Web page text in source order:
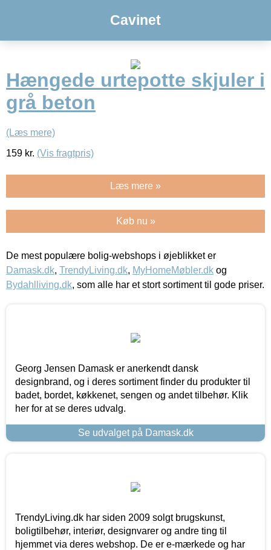
Cavinet
Hængede urtepotte skjuler i
grå beton
(Læs mere)
159 kr. (Vis fragtpris)
Læs mere »
Køb nu »
De mest populære bolig-webshops i øjeblikket er
Damask.dk, TrendyLiving.dk, MyHomeMøbler.dk og
Bydahlliving.dk, som alle har et stort sortiment til gode priser.
Georg Jensen Damask er anerkendt dansk
designbrand, og i deres sortiment finder du produkter til
badet, bordet, køkkenet, sengen og andet tilbehør. Klik
her for at se deres udvalg.
Se udvalget på Damask.dk
TrendyLiving.dk har siden 2009 solgt brugskunst,
boligtilbehør, interiør, designvarer og andre ting til
hjemmet via deres webshop. De er e-mærkede og har